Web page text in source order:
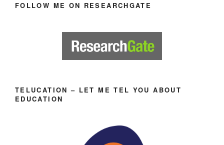
FOLLOW ME ON RESEARCHGATE
TELUCATION – LET ME TEL YOU ABOUT
EDUCATION